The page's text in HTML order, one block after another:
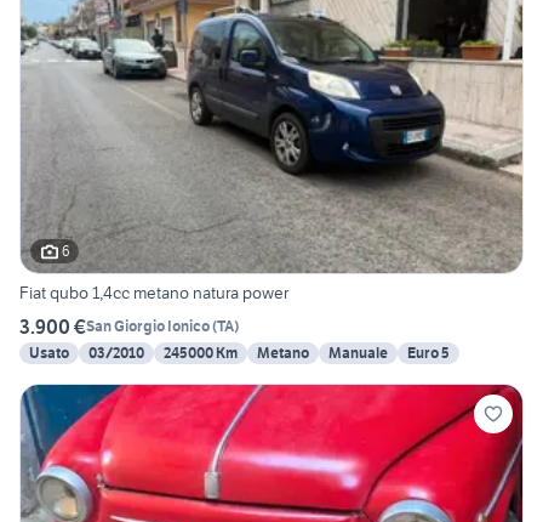
6
Fiat qubo 1,4cc metano natura power
3.900 €San Giorgio Ionico(TA)
Usato
03/2010 245000 Km Metano Manuale Euro 5